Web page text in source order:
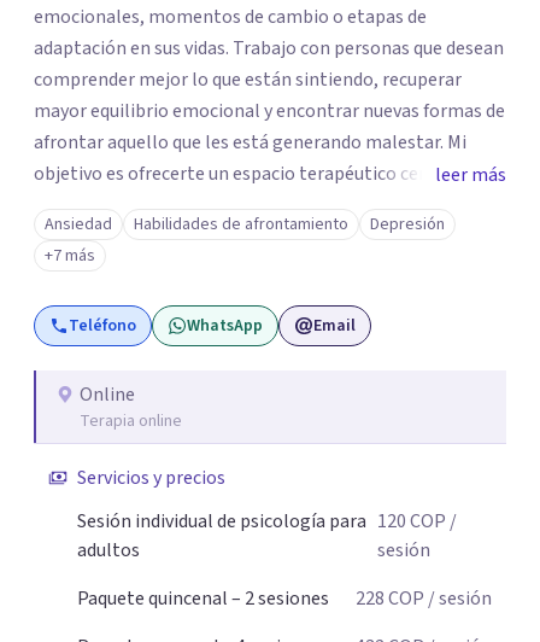
emocionales, momentos de cambio o etapas de
adaptación en sus vidas. Trabajo con personas que desean
comprender mejor lo que están sintiendo, recuperar
mayor equilibrio emocional y encontrar nuevas formas de
afrontar aquello que les está generando malestar. Mi
objetivo es ofrecerte un espacio terapéutico cercano,
seguro y libre de juicios, en el que puedas comprender
mejor lo que estás viviendo, reconocer tus necesidades y
desarrollar herramientas que te ayuden a afrontar tu
malestar emocional con mayor claridad y bienestar.
leer más
Ansiedad Habilidades de afrontamiento
Depresión
+7 más
Teléfono WhatsApp Email
Online
Terapia online
Servicios y precios
Sesión individual de psicología para
adultos
120COP /
sesión
Paquete quincenal – 2 sesiones
228COP / sesión